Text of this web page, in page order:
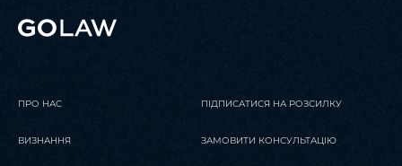
ПРО НАС
ВИЗНАННЯ
ПІДПИСАТИСЯ НА РОЗСИЛКУ
ЗАМОВИТИ КОНСУЛЬТАЦІЮ